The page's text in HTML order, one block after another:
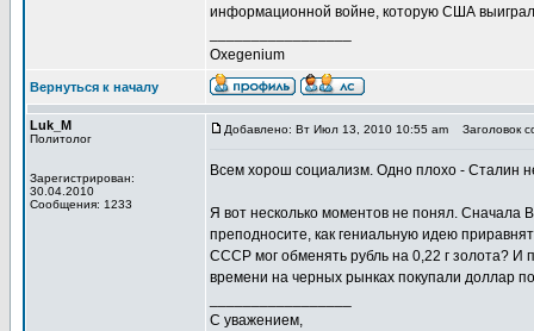
информационной войне, которую США выиграли
Oxegenium
Вернуться к началу
Luk_M
Политолог
Зарегистрирован:
30.04.2010
Сообщения: 1233
Добавлено: Вт Июл 13, 2010 10:55 am Заголовок
Всем хорош социализм. Одно плохо - Сталин
Я вот несколько моментов не понял. Сначала
преподносите, как гениальную идею
СССР мог обменять рубль на 0,22 г золота?
времени на черных рынках покупали доллар
С уважением,